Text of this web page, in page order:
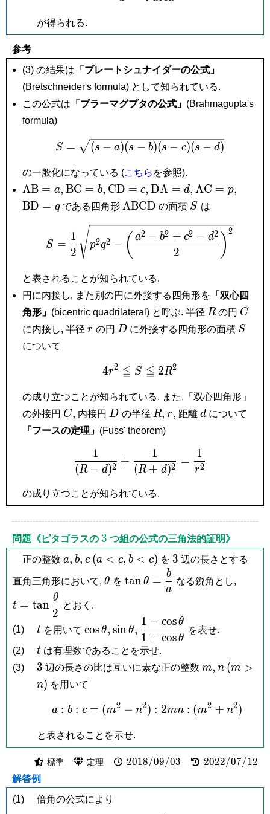
が得られる.
参考
(3) の結果は 「ブレートシュナイダーの公式」
(Bretschneider's formula) として知られている.
この公式は 「ブラーマグプタの公式」 (Brahmagupta's
formula)
S = \sqrt{(s-a)(s-b)(s-
S = (s − a)(s − b)(s − c)(s − d)
の一般化になっている (こちら を参照).
\mathrm{AB}
= a,
AB = a, \mathrm{BC}
= b,
BC = b, \mathrm{CD}
= c,
CD = c, \mathrm{DA}
= d,
DA = d, \mathrm{AC}
= p,
AC = p,
BD = qである四角形 \mathrm{ABCD}
ABCD の面積 S
S は
S =
S =
2
1
p2q2 − ( 2
a2 − b2 + c2 − d2 ) 2
と表されることが知られている.
円に内接し, また別の円に外接する四角形を 「双心四
角形」 (bicentric quadrilateral) と呼ぶ. 半径 R
Rの円 C
C
に内接し, 半径 r
r の円 D
D に外接する四角形の面積 S
S
について
4r^2 \leqq S \leqq 2R^2
4r2 ≦ S ≦ 2R2
の成り立つことが知られている. また,「双心四角形」
の外接円 C,
C, 内接円 D
D の半径 R,
R, r,
r, 距離 d
dについて
「フースの定理」 (Fuss' theorem)
\frac{1}{(R-
(R − d)2
1
+
(R + d)2
1
=
r2
1
の成り立つことが知られている.
問題《ピタゴラスの 3
3 つ組の公式の三角法的証明》
正の整数 a,
a, b,
b, c
c (a
c,
(a < c, b
c)
b < c) を 3
3 辺の長さとする
直角三角形において, \theta
θ を \tan\theta
=
{a}
tanθ =
a
b
なる鋭角とし,
t = tan
2
θ
とおく.
(1) t
t を用いて \cos\theta,
cosθ, \sin\theta,
sinθ, \dfrac{1-
\cos\theta}
{1+\cos\theta}
1 + cosθ
1 − cosθ
を表せ.
(2)
t
t は有理数であることを示せ.
(3)
3
3 辺の長さの比は互いに素な正の整数 m,
m, n
n (m
(m >
n) を用いて
a:b:c = (m^2-
a : b : c = (m2 − n2) : 2mn : (m2 + n2)
と表されることを示せ.
標準 定理 2018/09/03
2018/09/03 2022/07/12
2022/07/12
解答例
(1)
倍角の公式により